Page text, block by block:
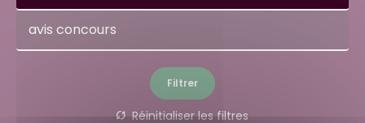
Filtrer
Réinitialiser les filtres